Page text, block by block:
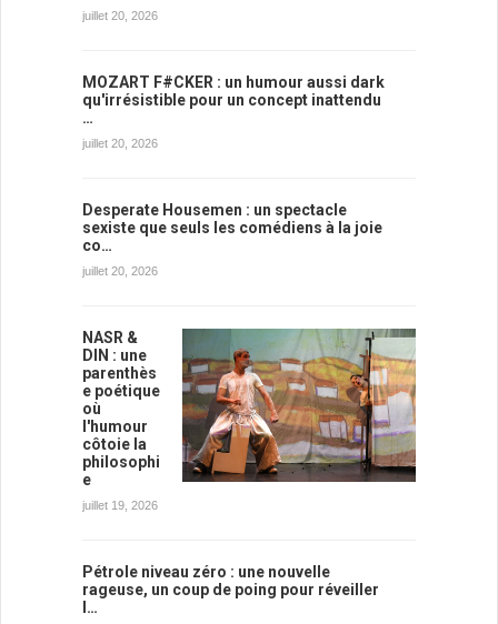
juillet 20, 2026
MOZART F#CKER : un humour aussi dark
qu'irrésistible pour un concept inattendu
…
juillet 20, 2026
Desperate Housemen : un spectacle
sexiste que seuls les comédiens à la joie
co…
juillet 20, 2026
NASR &
DIN : une
parenthès
e poétique
où
l'humour
côtoie la
philosophi
e
juillet 19, 2026
Pétrole niveau zéro : une nouvelle
rageuse, un coup de poing pour réveiller
l…